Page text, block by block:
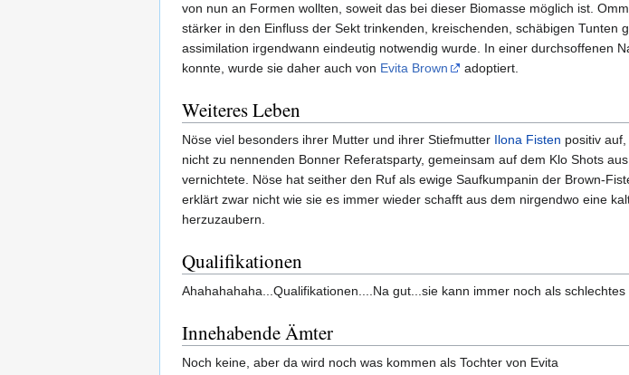
von nun an Formen wollten, soweit das bei dieser Biomasse möglich ist.
stärker in den Einfluss der Sekt trinkenden, kreischenden, schäbigen Tunten
assimilation irgendwann eindeutig notwendig wurde. In einer durchsoffenen
konnte, wurde sie daher auch von Evita Brown adoptiert.
Weiteres Leben
Nöse viel besonders ihrer Mutter und ihrer Stiefmutter Ilona Fisten positiv
nicht zu nennenden Bonner Referatsparty, gemeinsam auf dem Klo Shots
vernichtete. Nöse hat seither den Ruf als ewige Saufkumpanin der Brown-
erklärt zwar nicht wie sie es immer wieder schafft aus dem nirgendwo eine
herzuzaubern.
Qualifikationen
Ahahahahaha...Qualifikationen....Na gut...sie kann immer noch als schlechtes
Innehabende Ämter
Noch keine, aber da wird noch was kommen als Tochter von Evita